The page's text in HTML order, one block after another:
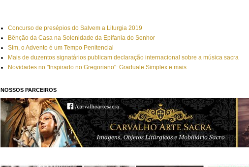
Concurso de presépios do Salvem a Liturgia 2019
Bênção da Casa na Solenidade da Epifania do Senhor
Sim, o Advento é um Tempo Penitencial
Mais de duzentos signatários publicam declaração internacional sobre a música sacra
Novidades no "Inspirado no Gregoriano": Graduale Simplex e mais
NOSSOS PARCEIROS